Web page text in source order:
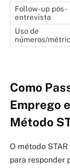
Follow-up pós-
entrevista
Uso de
números/
Como
Emprego
Método
O método
para responder